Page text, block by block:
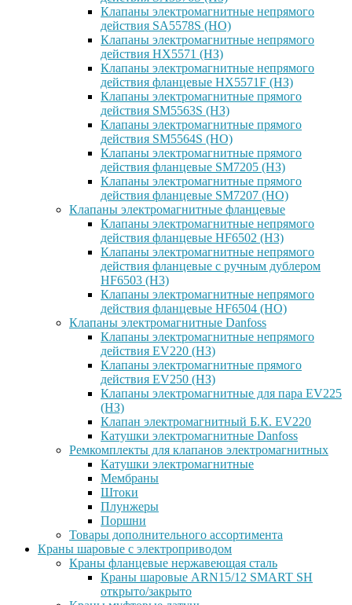
Клапаны электромагнитные непрямого
действия SA5578S (НО)
Клапаны электромагнитные непрямого
действия HX5571 (НЗ)
Клапаны электромагнитные непрямого
действия фланцевые HX5571F (НЗ)
Клапаны электромагнитные прямого
действия SM5563S (НЗ)
Клапаны электромагнитные прямого
действия SM5564S (НО)
Клапаны электромагнитные прямого
действия фланцевые SM7205 (НЗ)
Клапаны электромагнитные прямого
действия фланцевые SM7207 (НО)
Клапаны электромагнитные фланцевые
Клапаны электромагнитные непрямого
действия фланцевые HF6502 (НЗ)
Клапаны электромагнитные непрямого
действия фланцевые с ручным дублером
HF6503 (Н3)
Клапаны электромагнитные непрямого
действия фланцевые HF6504 (НО)
Клапаны электромагнитные Danfoss
Клапаны электромагнитные непрямого
действия EV220 (НЗ)
Клапаны электромагнитные прямого
действия EV250 (НЗ)
Клапаны электромагнитные для пара EV225
(НЗ)
Клапан электромагнитный Б.К. EV220
Катушки электромагнитные Danfoss
Ремкомплекты для клапанов электромагнитных
Катушки электромагнитные
Мембраны
Штоки
Плунжеры
Поршни
Товары дополнительного ассортимента
Краны шаровые с электроприводом
Краны фланцевые нержавеющая сталь
Краны шаровые ARN15/12 SMART SH
открыто/закрыто